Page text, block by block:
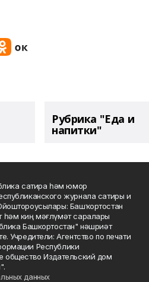
Рубрика "Еда и
напитки"
сатира һәм юмор
журнала сатиры и
Башҡортостан
һәм киң мәғлүмәт саралары
Башкортостан" нәшриәт
Учредители: Агентство по печати
Республики
общество Издательский дом
данных